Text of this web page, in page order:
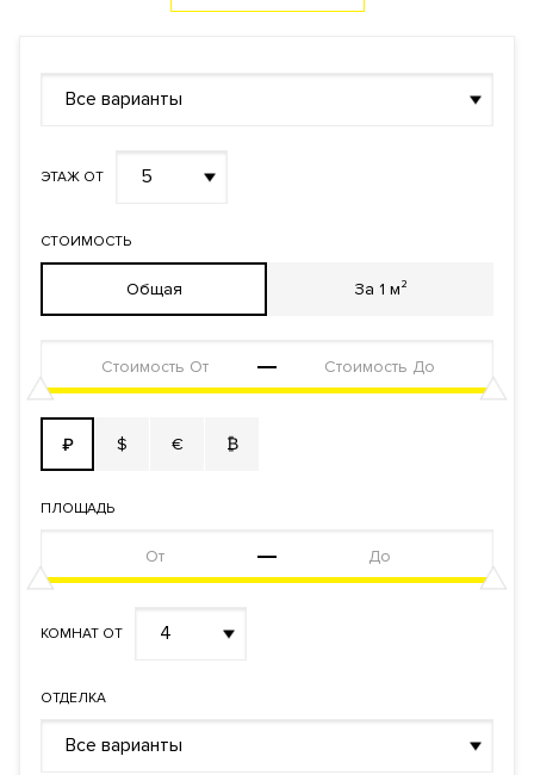
Все варианты
ЭТАЖ ОТ 5
СТОИМОСТЬ
Общая За 1 м²
₽ $ € ₿
ПЛОЩАДЬ
КОМНАТ ОТ 4
ОТДЕЛКА
Все варианты